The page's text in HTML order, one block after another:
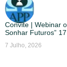
Convite | Webinar
Sonhar Futuros”
7 Julho, 2026